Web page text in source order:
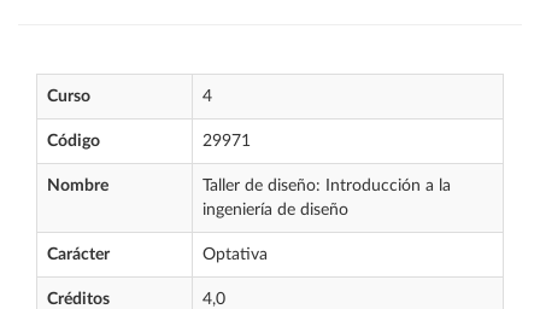
Curso 4
Código 29971
Nombre
Taller de diseño: Introducción a la
ingeniería de diseño
Carácter Optativa
Créditos 4,0